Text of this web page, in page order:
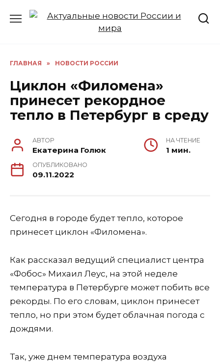
ГЛАВНАЯ » НОВОСТИ РОССИИ
Циклон «Филомена»
принесет рекордное
тепло в Петербург в среду
АВТОР
Екатерина Голюк
НА ЧТЕНИЕ
1 мин.
ОПУБЛИКОВАНО
09.11.2022
Сегодня в городе будет тепло, которое
принесет циклон «Филомена».
Как рассказал ведущий специалист центра
«Фобос» Михаил Леус, на этой неделе
температура в Петербурге может побить все
рекорды. По его словам, циклон принесет
тепло, но при этом будет облачная погода с
дождями.
Так, уже днем температура воздуха